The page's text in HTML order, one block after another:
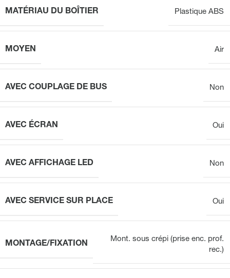
MATÉRIAU DU BOÎTIER Plastique ABS
MOYEN Air
AVEC COUPLAGE DE BUS Non
AVEC ÉCRAN Oui
AVEC AFFICHAGE LED Non
AVEC SERVICE SUR PLACE Oui
MONTAGE/FIXATION
Mont. sous crépi (prise enc. prof.
rec.)